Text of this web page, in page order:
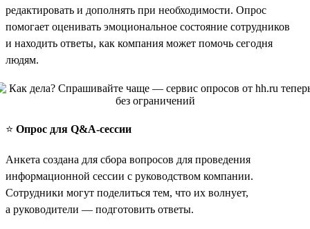
редактировать и дополнять при необходимости. Опрос
помогает оценивать эмоциональное состояние сотрудников
и находить ответы, как компания может помочь сегодня
людям.
⭐️ Опрос для Q&A-сессии
Анкета создана для сбора вопросов для проведения
информационной сессии с руководством компании.
Сотрудники могут поделиться тем, что их волнует,
а руководители — подготовить ответы.